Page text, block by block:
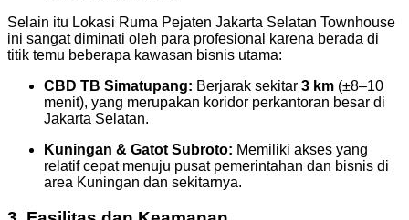
Selain itu Lokasi Ruma Pejaten Jakarta Selatan Townhouse
ini sangat diminati oleh para profesional karena berada di
titik temu beberapa kawasan bisnis utama:
CBD TB Simatupang: Berjarak sekitar 3 km (±8–10
menit), yang merupakan koridor perkantoran besar di
Jakarta Selatan.
Kuningan & Gatot Subroto: Memiliki akses yang
relatif cepat menuju pusat pemerintahan dan bisnis di
area Kuningan dan sekitarnya.